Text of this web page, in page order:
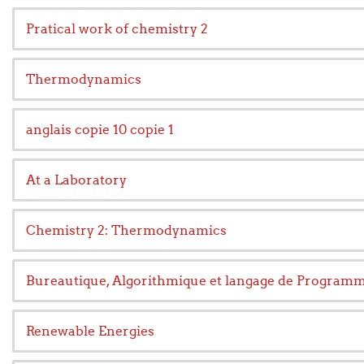
Pratical work of chemistry 2
Thermodynamics
anglais copie 10 copie 1
At a Laboratory
Chemistry 2: Thermodynamics
Bureautique, Algorithmique et langage de
Renewable Energies